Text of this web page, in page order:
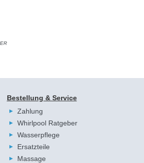
Bestellung & Service
Zahlung
Whirlpool Ratgeber
Wasserpflege
Ersatzteile
Massage